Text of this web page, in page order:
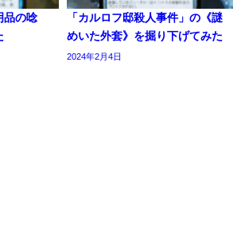
品の唸
「カルロフ邸殺人事件」の《謎
めいた外套》を掘り下げてみた
2024年2月4日